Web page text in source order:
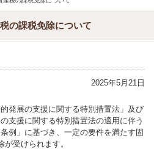
の課税免除について
2025年5月21日
発展の支援に関する特別措置法」及び
支援に関する特別措置法の適用に伴う
例」に基づき、一定の要件を満たす固
受けられます。